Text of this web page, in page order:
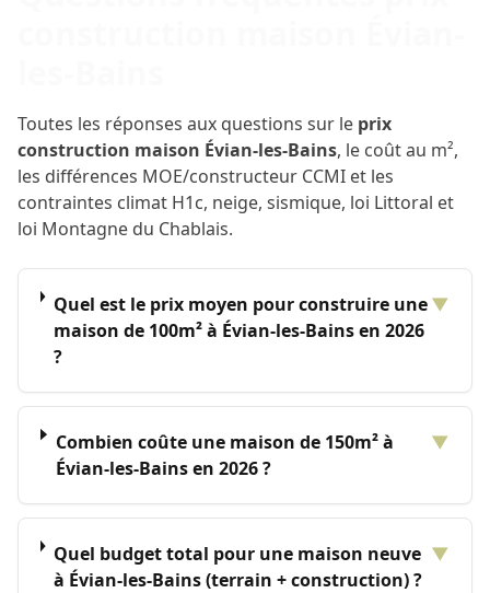
Toutes les réponses aux questions sur le prix
construction maison Évian-les-Bains, le coût au m²,
les différences MOE/constructeur CCMI et les
contraintes climat H1c, neige, sismique, loi Littoral et
loi Montagne du Chablais.
Quel est le prix moyen pour construire une
maison de 100m² à Évian-les-Bains en 2026
?
▼
Combien coûte une maison de 150m² à
Évian-les-Bains en 2026 ?
▼
Quel budget total pour une maison neuve
à Évian-les-Bains (terrain + construction) ?
▼